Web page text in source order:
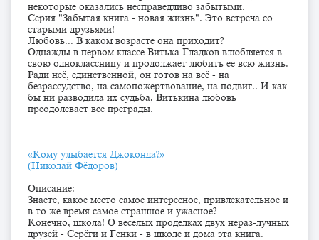
некоторые оказались несправедливо забытыми.
Серия "Забытая книга - новая жизнь". Это встреча со
старыми друзьями!
Любовь... В каком возрасте она приходит?
Однажды в первом классе Витька Гладков влюбляется в
свою одноклассницу и продолжает любить её всю жизнь.
Ради неё, единственной, он готов на всё - на
безрассудство, на самопожертвование, на подвиг.. И как
бы ни разводила их судьба, Витькина любовь
преодолевает все преграды.
«Кому улыбается Джоконда?»
(Николай Фёдоров)
Описание:
Знаете, какое место самое интересное, привлекательное и
в то же время самое страшное и ужасное?
Конечно, школа! О весёлых проделках двух нераз-лучных
друзей - Серёги и Генки - в школе и дома эта книга.